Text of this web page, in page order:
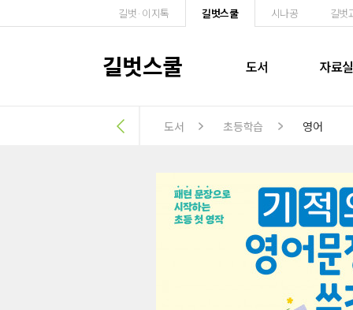
길벗·이지톡 길벗스쿨 시나공 길벗
길벗스쿨 도서 자료실
도서 초등학습 영어